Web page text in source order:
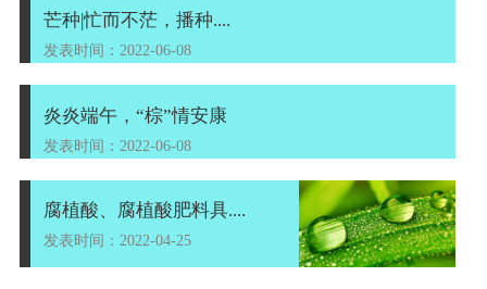
芒种|忙而不茫，播种....
发表时间：2022-06-08
炎炎端午，“棕”情安康
发表时间：2022-06-08
腐植酸、腐植酸肥料具....
发表时间：2022-04-25